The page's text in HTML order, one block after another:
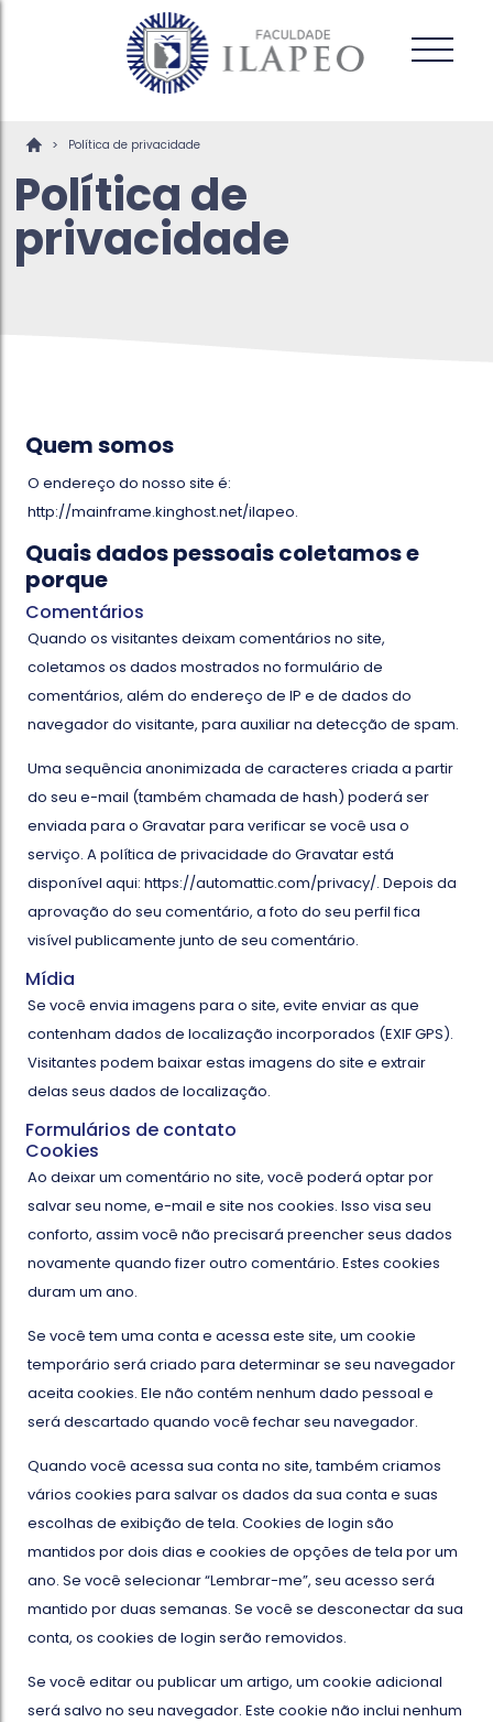
> Política de privacidade
Política de
privacidade
Quem somos
O endereço do nosso site é:
http://mainframe.kinghost.net/ilapeo.
Quais dados pessoais coletamos e
porque
Comentários
Quando os visitantes deixam comentários no site,
coletamos os dados mostrados no formulário de
comentários, além do endereço de IP e de dados do
navegador do visitante, para auxiliar na detecção de spam.
Uma sequência anonimizada de caracteres criada a partir
do seu e-mail (também chamada de hash) poderá ser
enviada para o Gravatar para verificar se você usa o
serviço. A política de privacidade do Gravatar está
disponível aqui: https://automattic.com/privacy/. Depois da
aprovação do seu comentário, a foto do seu perfil fica
visível publicamente junto de seu comentário.
Mídia
Se você envia imagens para o site, evite enviar as que
contenham dados de localização incorporados (EXIF GPS).
Visitantes podem baixar estas imagens do site e extrair
delas seus dados de localização.
Formulários de contato
Cookies
Ao deixar um comentário no site, você poderá optar por
salvar seu nome, e-mail e site nos cookies. Isso visa seu
conforto, assim você não precisará preencher seus dados
novamente quando fizer outro comentário. Estes cookies
duram um ano.
Se você tem uma conta e acessa este site, um cookie
temporário será criado para determinar se seu navegador
aceita cookies. Ele não contém nenhum dado pessoal e
será descartado quando você fechar seu navegador.
Quando você acessa sua conta no site, também criamos
vários cookies para salvar os dados da sua conta e suas
escolhas de exibição de tela. Cookies de login são
mantidos por dois dias e cookies de opções de tela por um
ano. Se você selecionar “Lembrar-me”, seu acesso será
mantido por duas semanas. Se você se desconectar da sua
conta, os cookies de login serão removidos.
Se você editar ou publicar um artigo, um cookie adicional
será salvo no seu navegador. Este cookie não inclui nenhum